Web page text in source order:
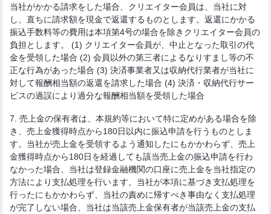
当社がかかる請求をした場合、クリエイター会員は、当社に対
し、直ちに請求額を現金で返還するものとします。返還にかかる
振込手数料等の費用は本項第4号の場合を除きクリエイター会員の
負担とします。 (1) クリエイター会員が、中止となった取引の代
金を受領した場合 (2) 会員以外の第三者によるなりすまし等の不
正な行為があった場合 (3) 決済事業者又は収納代行業者が当社に
対して報酬相当額の返還を請求した場合 (4) 決済・収納代行サー
ビスの過誤により過分な報酬相当額を受領した場合
7. 売上金の保有者は、本規約等において特に定めがある場合を除
き、売上金獲得時点から180日以内に振込申請を行うものとしま
す。当社が売上金を受領するよう通知したにもかかわらず、売上
金獲得時点から180日を経過しても該当売上金の振込申請を行わ
なかった場合、当社は登録金融機関の口座に売上金を当社指定の
方法により支払処理を行います。当社が本項に基づき支払処理を
行ったにもかかわらず、当社の責めに帰すべき事由なく支払処理
が完了しない場合、当社は当該売上金保有者が当該売上金の支払